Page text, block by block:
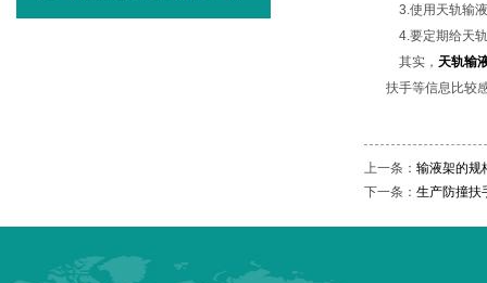
3.使用天轨输
4.要定期给天
其实， 天轨输
扶手等信息比较
上一条： 输液架的规
下一条： 生产防撞扶